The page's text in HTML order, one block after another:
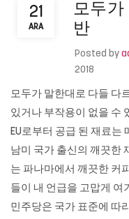
21
ARA
모두가
반
Posted by
2018
모두가 말한대로 다들 다
있거나 부작용이 없을 수
EU로부터 공급 된 재료는
남미 국가 출신의 깨끗한
는 파나마에서 깨끗한 커
들이 내 언급을 고맙게 여
민주당은 국가 표준에 따